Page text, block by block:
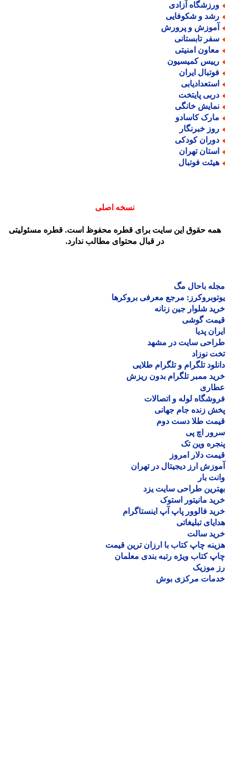
آزادی
و شکوفایی
و پرورش
تابستانی
امنیتی
کمیسیون
ایران
پایتخت
خانگی
کاسادو
خبرنگار
کودکی
تهران
فوتبال
نسخه اصلی
حقوق این سایت برای قطره محفوظ است. قطره مسئولیتی
در قبال محتوای مطالب ندارد.
باحال مگ
مرجع معرفی بروکرها
شلوار جین زنانه
گوشی
پدیا
سایت در مشهد
نوزاد
تلگرام و تلگرام طلایی
ممبر تلگرام بدون ریزش
لوله و اتصالات
زنده جام جهانی
طلا دست دوم
اچ پی
وین تک
دلار امروز
ارز دیجیتال در تهران
بار
طراحی سایت یزد
مانیتور استوک
فالوور پاپ آپ اینستاگرام
تبلیغاتی
سالت
چاپ کتاب با ارزان ترین قیمت
کتاب ویژه رتبه بندی معلمان
موزیک
مرکزی بوش